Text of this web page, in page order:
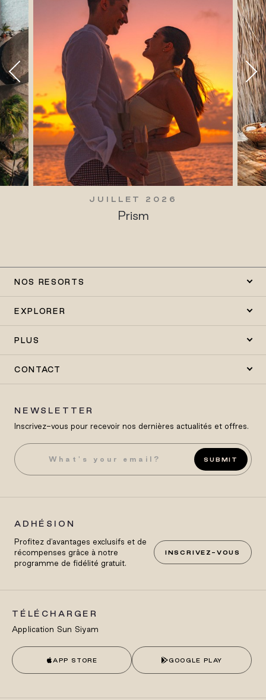
JUILLET 2026
Prism
NOS RESORTS
EXPLORER
PLUS
CONTACT
NEWSLETTER
Inscrivez-vous pour recevoir nos dernières actualités et offres.
SUBMIT
ADHÉSION
Profitez d'avantages exclusifs et de
récompenses grâce à notre
programme de fidélité gratuit.
INSCRIVEZ-VOUS
TÉLÉCHARGER
Application Sun Siyam
APP STORE GOOGLE PLAY